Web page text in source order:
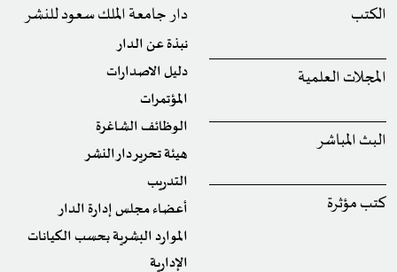
الكتب
المجلات العلمية
البث المباشر
كتب مؤثرة
دار جامعة الملك سعود للنشر
نبذة عن الدار
دليل الاصدارات
المؤتمرات
الوظائف الشاغرة
هيئة تحرير دار النشر
التدريب
أعضاء مجلس إدارة الدار
الموارد البشرية بحسب الكيانات
الإدارية